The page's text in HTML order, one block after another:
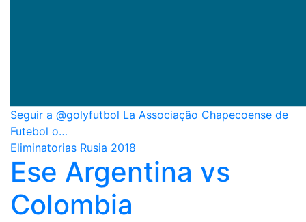
Seguir a @golyfutbol La Associação Chapecoense de
Futebol o…
Eliminatorias Rusia 2018
Ese Argentina vs
Colombia